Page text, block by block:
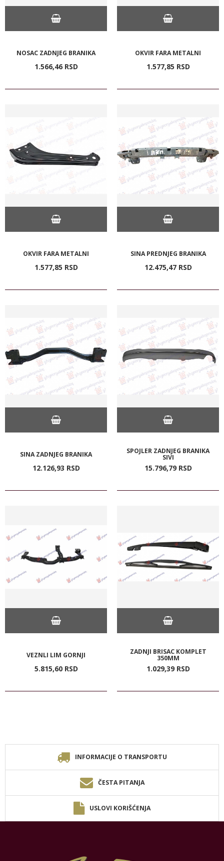
NOSAC ZADNJEG BRANIKA
1.566,46 RSD
OKVIR FARA METALNI
1.577,85 RSD
OKVIR FARA METALNI
1.577,85 RSD
SINA PREDNJEG BRANIKA
12.475,47 RSD
SINA ZADNJEG BRANIKA
12.126,93 RSD
SPOJLER ZADNJEG BRANIKA
SIVI
15.796,79 RSD
VEZNLI LIM GORNJI
5.815,60 RSD
ZADNJI BRISAC KOMPLET
350MM
1.029,39 RSD
INFORMACIJE O TRANSPORTU
ČESTA PITANJA
USLOVI KORIŠĆENJA